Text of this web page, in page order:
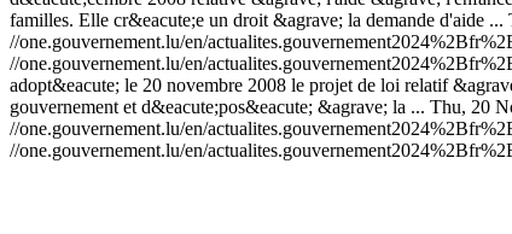
familles. Elle cr&eacute;e un droit &agrave; la demande d'aide ...
//one.gouvernement.lu/en/
//one.gouvernement.lu/en/
adopt&eacute; le 20 novembre 2008 le projet de loi relatif
gouvernement et d&eacute;pos&eacute; &agrave; la ... Thu, 20
//one.gouvernement.lu/en/
//one.gouvernement.lu/en/